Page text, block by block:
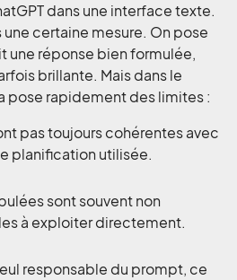
dans une interface texte.
certaine mesure. On pose
une réponse bien formulée,
brillante. Mais dans le
pose rapidement des limites :
pas toujours cohérentes avec
planification utilisée.
sont souvent non
à exploiter directement.
responsable du prompt, ce